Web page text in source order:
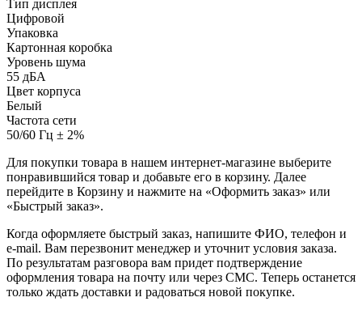
Тип дисплея
Цифровой
Упаковка
Картонная коробка
Уровень шума
55 дБА
Цвет корпуса
Белый
Частота сети
50/60 Гц ± 2%
Для покупки товара в нашем интернет-магазине выберите
понравившийся товар и добавьте его в корзину. Далее
перейдите в Корзину и нажмите на «Оформить заказ» или
«Быстрый заказ».
Когда оформляете быстрый заказ, напишите ФИО, телефон и
e-mail. Вам перезвонит менеджер и уточнит условия заказа.
По результатам разговора вам придет подтверждение
оформления товара на почту или через СМС. Теперь останется
только ждать доставки и радоваться новой покупке.